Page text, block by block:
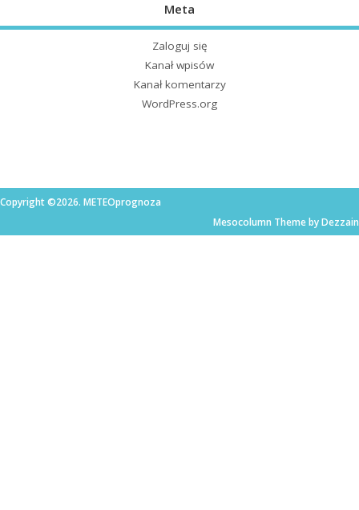
Meta
Zaloguj się
Kanał wpisów
Kanał komentarzy
WordPress.org
Copyright ©2026. METEOprognoza
Mesocolumn Theme by Dezzain